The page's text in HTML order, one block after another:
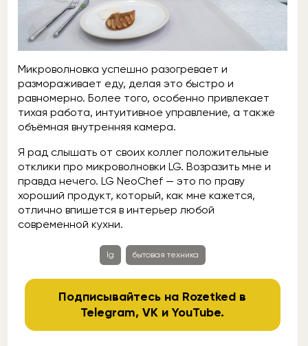
Микроволновка успешно разогревает и
размораживает еду, делая это быстро и
равномерно. Более того, особенно привлекает
тихая работа, интуитивное управление, а также
объёмная внутренняя камера.
Я рад слышать от своих коллег положительные
отклики про микроволновки LG. Возразить мне и
правда нечего. LG NeoChef — это по праву
хороший продукт, который, как мне кажется,
отлично впишется в интерьер любой
современной кухни.
lg бытовая техника
Подписывайтесь на Rozetked в
Telegram,VK иYouTube.